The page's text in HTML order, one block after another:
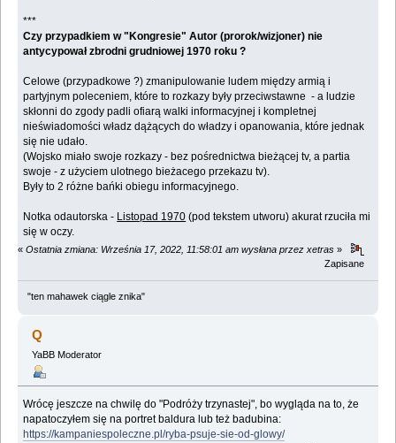
***
Czy przypadkiem w "Kongresie" Autor (prorok/wizjoner) nie
antycypował zbrodni grudniowej 1970 roku ?
Celowe (przypadkowe ?) zmanipulowanie ludem między armią i
partyjnym poleceniem, które to rozkazy były przeciwstawne - a ludzie
skłonni do zgody padli ofiarą walki informacyjnej i kompletnej
nieświadomości władz dążących do władzy i opanowania, które jednak
się nie udało.
(Wojsko miało swoje rozkazy - bez pośrednictwa bieżącej tv, a partia
swoje - z użyciem ulotnego bieżacego przekazu tv).
Były to 2 różne bańki obiegu informacyjnego.
Notka odautorska - Listopad 1970 (pod tekstem utworu) akurat rzuciła mi
się w oczy.
« Ostatnia zmiana: Września 17, 2022, 11:58:01 am wysłana przez xetras »
Zapisane
"ten mahawek ciągle znika"
Q
YaBB Moderator
Wrócę jeszcze na chwilę do "Podróży trzynastej", bo wygląda na to, że
napatoczyłem się na portret baldura lub też badubina:
https://kampaniespoleczne.pl/ryba-psuje-sie-od-glowy/